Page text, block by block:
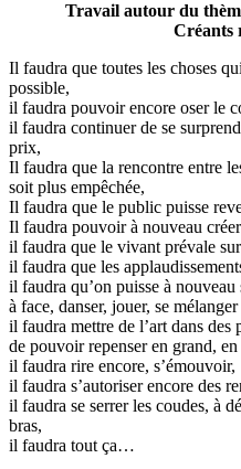
Travail autour du
Créants
Il faudra que toutes les choses
possible,
il faudra pouvoir encore oser le
il faudra continuer de se
prix,
Il faudra que la rencontre entre
soit plus empêchée,
Il faudra que le public puisse
Il faudra pouvoir à nouveau
il faudra que le vivant prévale
il faudra que les
il faudra qu’on puisse à nouveau
à face, danser, jouer, se
il faudra mettre de l’art dans des
de pouvoir repenser en grand,
il faudra rire encore, s’émouvoir,
il faudra s’autoriser encore des
il faudra se serrer les coudes, à
bras,
il faudra tout ça…